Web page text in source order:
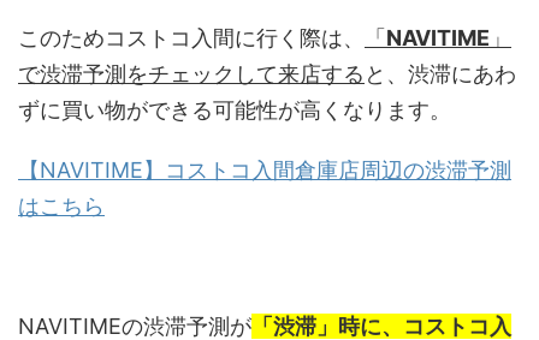
このためコストコ入間に行く際は、 「 NAVITIME 」
で渋滞予測をチェックして来店する と、渋滞にあわ
ずに買い物ができる可能性が高くなります。
【NAVITIME】コストコ入間倉庫店周辺の渋滞予測
はこちら
NAVITIMEの渋滞予測が 「渋滞」時に、コストコ入